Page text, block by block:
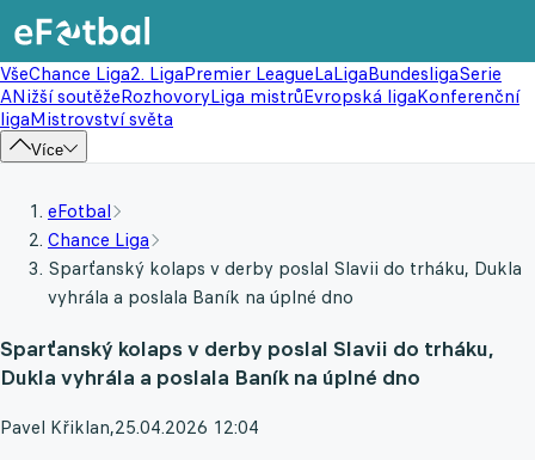
VšeChance Liga2. LigaPremier LeagueLaLigaBundesligaSerie
ANižší soutěžeRozhovoryLiga mistrůEvropská ligaKonferenční
ligaMistrovství světa
Více
eFotbal
Chance Liga
Sparťanský kolaps v derby poslal Slavii do trháku, Dukla
vyhrála a poslala Baník na úplné dno
Sparťanský kolaps v derby poslal Slavii do trháku,
Dukla vyhrála a poslala Baník na úplné dno
Pavel Křiklan,25.04.2026 12:04